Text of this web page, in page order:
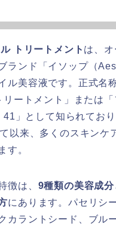
トリートメント は、オ
ランド「イソップ（
ル美容液です。正式名
リートメント」または「
41」として知られてお
以来、多くのスキンケ
す。
徴は、 9種類の美容成
にあります。パセリシ
カラントシード、ブル